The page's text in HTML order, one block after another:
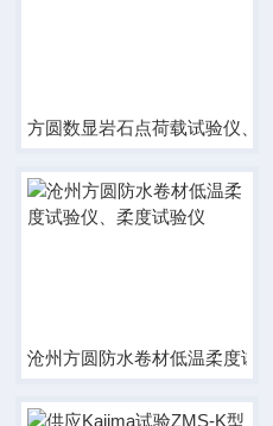
方圆数显岩石点荷载试验仪、
沧州方圆防水卷材低温柔度试